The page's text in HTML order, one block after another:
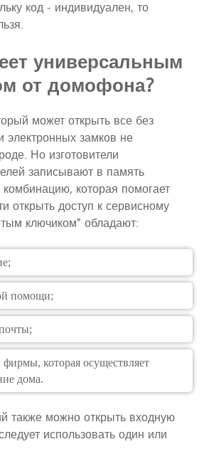
код - индивидуален, то
универсальным
от домофона?
может открыть все без
электронных замков не
Но изготовители
записывают в память
комбинацию, которая помогает
открыть доступ к сервисному
ключиком" обладают:
помощи;
фирмы, которая осуществляет
дома.
также можно открыть входную
использовать один или